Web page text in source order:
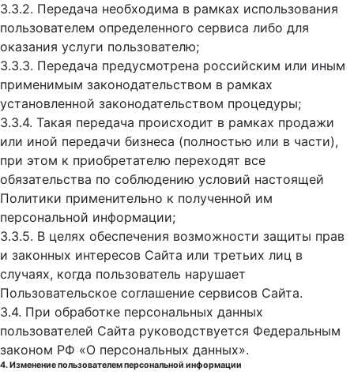
3.3.2. Передача необходима в рамках использования
пользователем определенного сервиса либо для
оказания услуги пользователю;
3.3.3. Передача предусмотрена российским или иным
применимым законодательством в рамках
установленной законодательством процедуры;
3.3.4. Такая передача происходит в рамках продажи
или иной передачи бизнеса (полностью или в части),
при этом к приобретателю переходят все
обязательства по соблюдению условий настоящей
Политики применительно к полученной им
персональной информации;
3.3.5. В целях обеспечения возможности защиты прав
и законных интересов Сайта или третьих лиц в
случаях, когда пользователь нарушает
Пользовательское соглашение сервисов Сайта.
3.4. При обработке персональных данных
пользователей Сайта руководствуется Федеральным
законом РФ «О персональных данных».
4. Изменение пользователем персональной информации